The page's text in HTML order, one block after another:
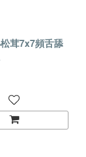
茸7x7頻舌舔